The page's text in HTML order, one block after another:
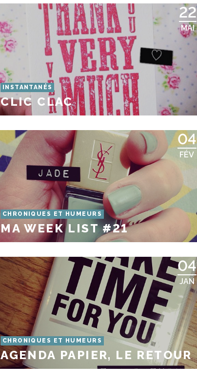
22
MAI
INSTANTANÉS
CLIC CLAC
04
FÉV
CHRONIQUES ET HUMEURS
MA WEEK LIST #21
04
JAN
CHRONIQUES ET HUMEURS
AGENDA PAPIER, LE RETOUR